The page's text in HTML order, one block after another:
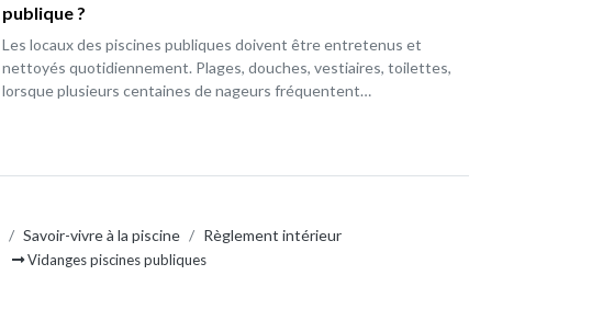
publique ?
Les locaux des piscines publiques doivent être entretenus et
nettoyés quotidiennement. Plages, douches, vestiaires, toilettes,
lorsque plusieurs centaines de nageurs fréquentent…
/ Savoir-vivre à la piscine / Règlement intérieur
Vidanges piscines publiques